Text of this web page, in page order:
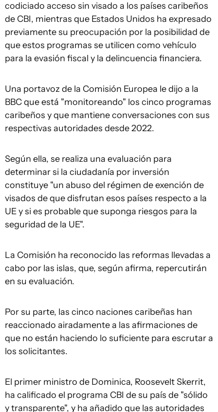
codiciado acceso sin visado a los países caribeños
de CBI, mientras que Estados Unidos ha expresado
previamente su preocupación por la posibilidad de
que estos programas se utilicen como vehículo
para la evasión fiscal y la delincuencia financiera.
Una portavoz de la Comisión Europea le dijo a la
BBC que está "monitoreando" los cinco programas
caribeños y que mantiene conversaciones con sus
respectivas autoridades desde 2022.
Según ella, se realiza una evaluación para
determinar si la ciudadanía por inversión
constituye "un abuso del régimen de exención de
visados de que disfrutan esos países respecto a la
UE y si es probable que suponga riesgos para la
seguridad de la UE".
La Comisión ha reconocido las reformas llevadas a
cabo por las islas, que, según afirma, repercutirán
en su evaluación.
Por su parte, las cinco naciones caribeñas han
reaccionado airadamente a las afirmaciones de
que no están haciendo lo suficiente para escrutar a
los solicitantes.
El primer ministro de Dominica, Roosevelt Skerrit,
ha calificado el programa CBI de su país de "sólido
y transparente", y ha añadido que las autoridades